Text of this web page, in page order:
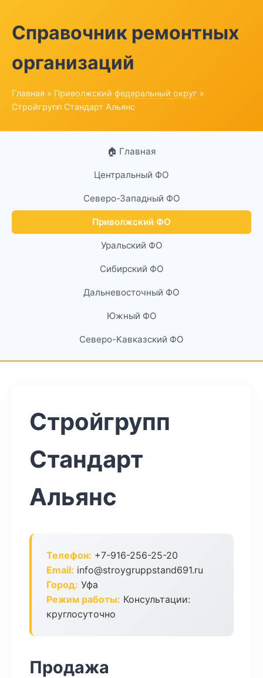
Справочник ремонтных
организаций
Главная » Приволжский федеральный округ »
Стройгрупп Стандарт Альянс
🏠 Главная
Центральный ФО
Северо-Западный ФО
Приволжский ФО
Уральский ФО
Сибирский ФО
Дальневосточный ФО
Южный ФО
Северо-Кавказский ФО
Стройгрупп
Стандарт
Альянс
Телефон: +7-916-256-25-20
Email: info@stroygruppstand691.ru
Город: Уфа
Режим работы: Консультации:
круглосуточно
Продажа